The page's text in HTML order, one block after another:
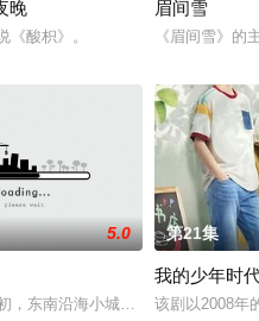
，可他大学还没毕业就退学回来
晚
《酸枳》。
眉间雪
《眉间雪》的
为了一句承诺，含辛茹苦的将好友
5.0
，东南沿海小城——福城，一群在
第21集
我的少年时
该剧以2008年